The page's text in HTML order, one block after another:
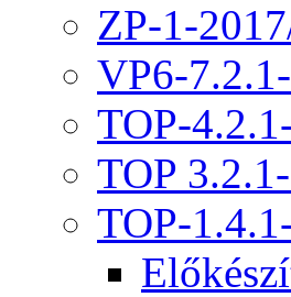
ZP-1-
VP6-
TOP-
TOP
TOP-